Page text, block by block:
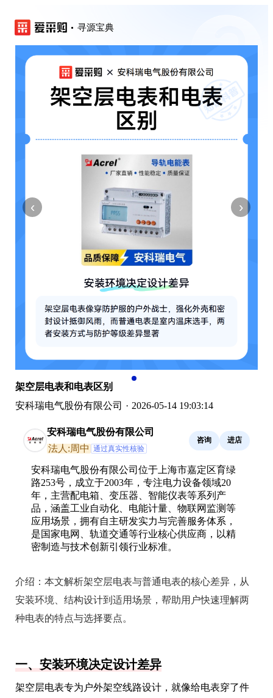
寻源宝典
‹ ›
架空层电表和电表区别
安科瑞电气股份有限公司 · 2026-05-14 19:03:14
安科瑞电气股份有限公司
法人:周中 通过真实性核验
咨询 进店
安科瑞电气股份有限公司位于上海市嘉定区育绿
路253号，成立于2003年，专注电力设备领域20
年，主营配电箱、变压器、智能仪表等系列产
品，涵盖工业自动化、电能计量、物联网监测等
应用场景，拥有自主研发实力与完善服务体系，
是国家电网、轨道交通等行业核心供应商，以精
密制造与技术创新引领行业标准。
介绍： 本文解析架空层电表与普通电表的核心差异，从
安装环境、结构设计到适用场景，帮助用户快速理解两
种电表的特点与选择要点。
一、安装环境决定设计差异
架空层电表专为户外架空线路设计，就像给电表穿了件